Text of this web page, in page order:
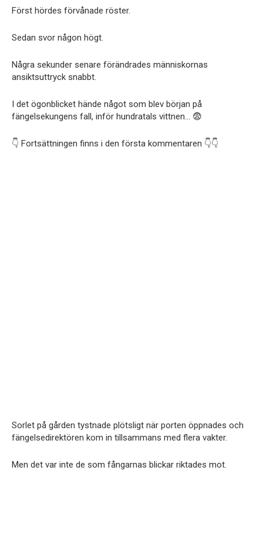
Först hördes förvånade röster.
Sedan svor någon högt.
Några sekunder senare förändrades människornas
ansiktsuttryck snabbt.
I det ögonblicket hände något som blev början på
fängelsekungens fall, inför hundratals vittnen… 😨
👇 Fortsättningen finns i den första kommentaren 👇👇
Sorlet på gården tystnade plötsligt när porten öppnades och
fängelsedirektören kom in tillsammans med flera vakter.
Men det var inte de som fångarnas blickar riktades mot.